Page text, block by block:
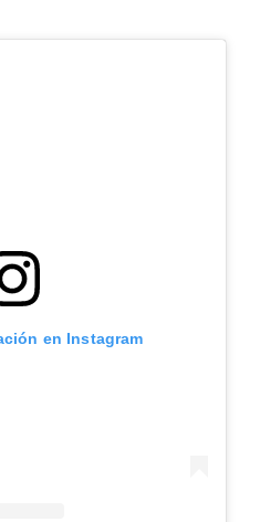
en Instagram